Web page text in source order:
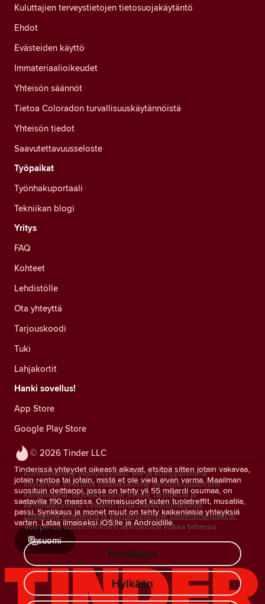
© 2026 Tinder LLC
Tinderissä yhteydet oikeasti alkavat, etsitpä sitten jotain vakavaa,
jotain rentoa tai jotain, mistä et ole vielä aivan varma. Maailman
suosituin deittiappi, jossa on tehty yli 55 miljardi osumaa, on
saatavilla 190 maassa. Ominaisuudet kuten tuplatreffit, musatila,
passi, Synkkaus ja monet muut on tehty kaikenlaisia yhteyksiä
varten. Lataa ilmaiseksi iOS:lle ja Androidille.
suomi
Kuluttajien terveystietojen tietosuojakäytäntö
Ehdot
Evästeiden käyttö
Immateriaalioikeudet
Yhteisön säännöt
Tietoa Coloradon turvallisuuskäytännöistä
Yhteisön tiedot
Saavutettavuusseloste
Työpaikat
Työnhakuportaali
Tekniikan blogi
Yritys
FAQ
Kohteet
Lehdistölle
Ota yhteyttä
Tarjouskoodi
Tuki
Lahjakortit
Hanki sovellus!
App Store
Google Play Store
Kunnioitamme yksityisyyttäsi. Me ja kumppanimme
käytämme evästeitä mitataksemme verkkosivustomme
kävijämääriä, tarjotaksemme sinulle tarjouksia ja
kehittääksemme Tinderin omia markkinointitoimia.
Lisätietoja evästeistä ja käyttämistämme palveluntarjoajista.
Voit perua suostumuksesi asetuksista koska tahansa.
Hyväksyn
Hylkään